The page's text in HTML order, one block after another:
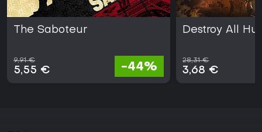
The Saboteur
9,91 €
5,55 € -44%
Destroy All
28,31 €
3,68 €